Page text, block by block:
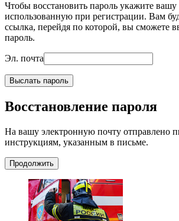
Чтобы восстановить пароль укажите
использованную при регистрации. Вам
ссылка, перейдя по которой, вы сможете
пароль.
Эл. почта
Выслать пароль
Восстановление пароля
На вашу электронную почту отправлено
инструкциям, указанным в письме.
Продолжить